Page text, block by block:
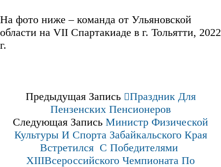
На фото ниже – команда от Ульяновской
области на VII Спартакиаде в г. Тольятти, 2022
г.
Предыдущая Запись
Праздник Для
Пензенских Пенсионеров
Следующая Запись Министр Физической
Культуры И Спорта Забайкальского Края
Встретился С Победителями
XIIIВсероссийского Чемпионата По